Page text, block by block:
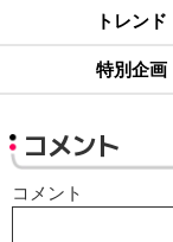
トレンド
特別企画
コメント
コメント